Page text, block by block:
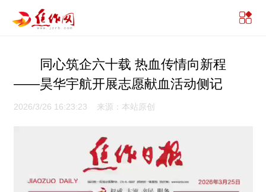
同心筑企六十载 热血传情向新程
——昊华宇航开展志愿献血活动侧记
2026/3/26 16:23:23 来源：本站原创